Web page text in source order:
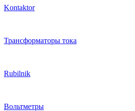
Kontaktor
Трансформаторы тока
Rubilnik
Вольтметры